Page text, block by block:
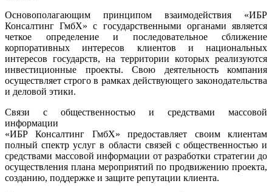
Основополагающим принципом взаимодействия «ИБР
Консалтинг ГмбХ» с государственными органами является
четкое определение и последовательное сближение
корпоративных интересов клиентов и национальных
интересов государств, на территории которых реализуются
инвестиционные проекты. Свою деятельность компания
осуществляет строго в рамках действующего законодательства
и деловой этики.
Связи с общественностью и средствами массовой
информации
«ИБР Консалтинг ГмбХ» предоставляет своим клиентам
полный спектр услуг в области связей с общественностью и
средствами массовой информации от разработки стратегии до
осуществления плана мероприятий по продвижению проекта,
созданию, поддержке и защите репутации клиента.